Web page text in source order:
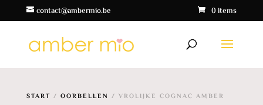
contact@ambermio.be 0 items
START / OORBELLEN / VROLIJKE COGNAC AMBER